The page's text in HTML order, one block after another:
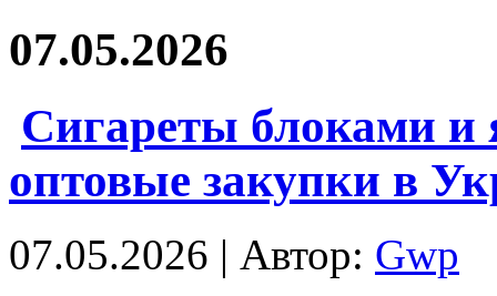
07.05.2026
Сигареты блоками
оптовые закупки в
07.05.2026 | Автор: Gwp